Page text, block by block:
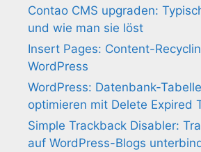
Contao CMS upgraden:
und wie man sie löst
Insert Pages: Content-
WordPress
WordPress: Datenbank-
optimieren mit Delete Expired
Simple Trackback Disabler:
auf WordPress-Blogs